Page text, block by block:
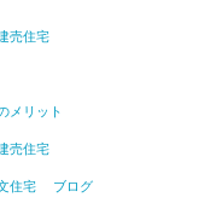
売住宅
メリット
売住宅
住宅 ブログ